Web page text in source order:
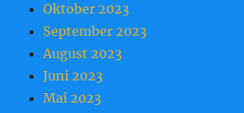
Oktober 2023
September 2023
August 2023
Juni 2023
Mai 2023